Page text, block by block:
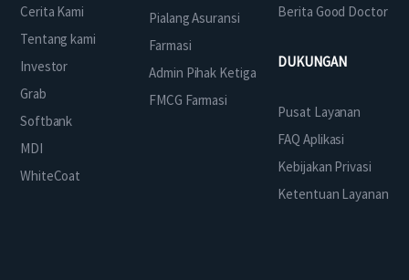
Cerita Kami
Tentang kami
Investor
Grab
Softbank
MDI
WhiteCoat
Pialang Asuransi
Farmasi
Admin Pihak Ketiga
FMCG Farmasi
Berita Good Doctor
DUKUNGAN
Pusat Layanan
FAQ Aplikasi
Kebijakan Privasi
Ketentuan Layanan